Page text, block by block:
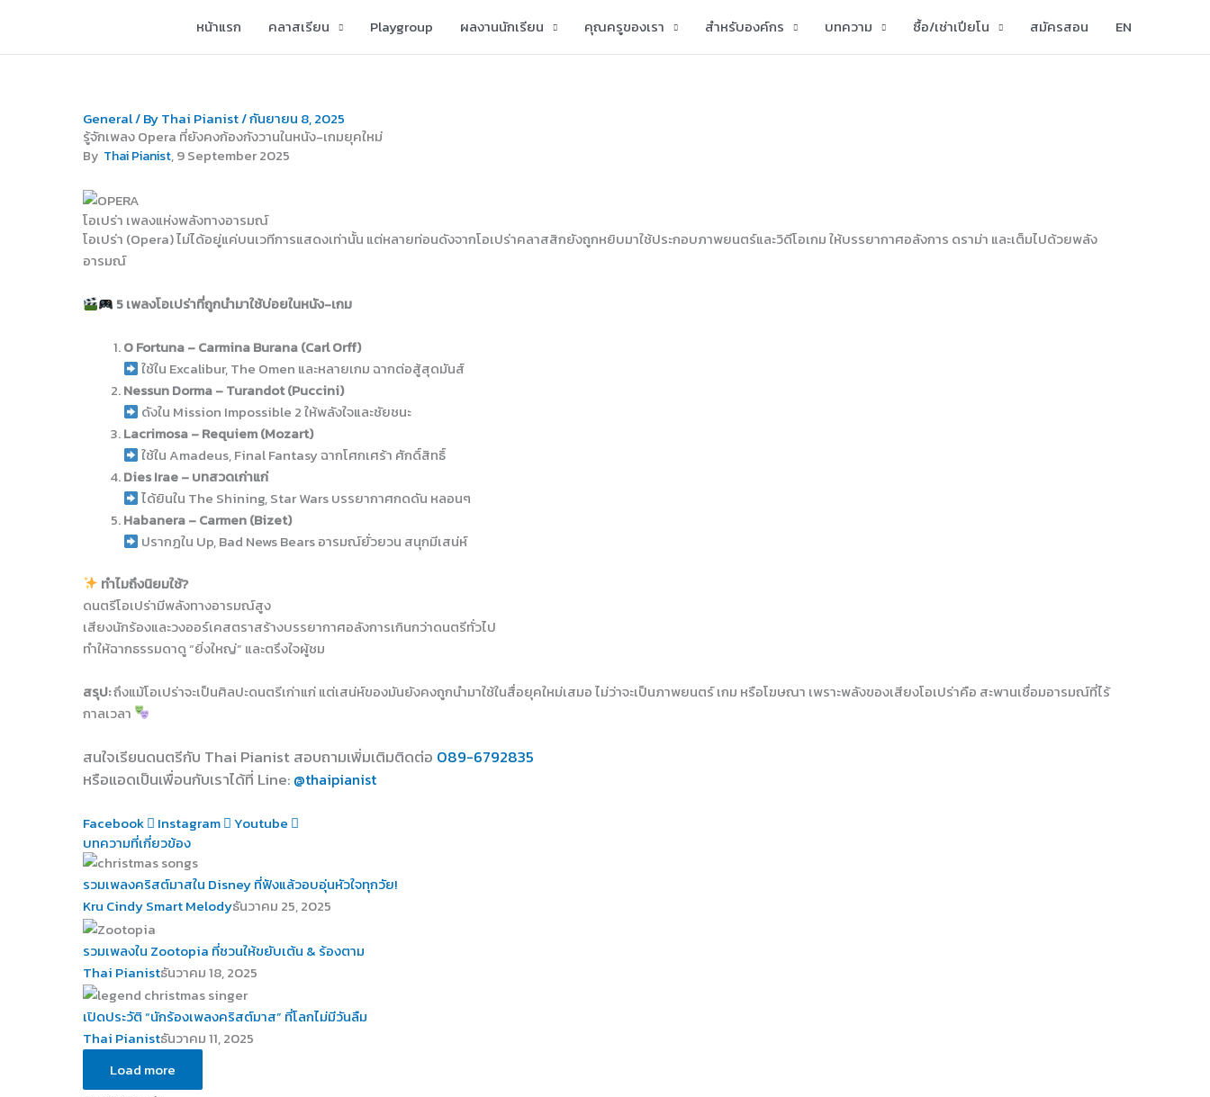
content
หน้าแรก คลาสเรียน Playgroup ผลงานนักเรียน คุณครูของเรา สำหรับองค์กร บทความ ซื้อ/เช่าเปียโน สมัครสอน EN
General/ ByThai Pianist/กันยายน 8, 2025
รู้จักเพลง Opera ที่ยังคงก้องกังวานในหนัง-เกมยุคใหม่
By Thai Pianist, 9 September 2025
โอเปร่า เพลงแห่งพลังทางอารมณ์
โอเปร่า (Opera) ไม่ได้อยู่แค่บนเวทีการแสดงเท่านั้น แต่หลายท่อนดังจากโอเปร่าคลาสสิกยังถูกหยิบมาใช้ประกอบภาพยนตร์และวิดีโอเกม ให้บรรยากาศอลังการ ดราม่า และเต็มไปด้วยพลัง
อารมณ์
5 เพลงโอเปร่าที่ถูกนำมาใช้บ่อยในหนัง-เกม
O Fortuna – Carmina Burana (Carl Orff)
ใช้ใน Excalibur, The Omen และหลายเกม ฉากต่อสู้สุดมันส์
Nessun Dorma – Turandot (Puccini)
ดังใน Mission Impossible 2 ให้พลังใจและชัยชนะ
Lacrimosa – Requiem (Mozart)
ใช้ใน Amadeus, Final Fantasy ฉากโศกเศร้า ศักดิ์สิทธิ์
Dies Irae – บทสวดเก่าแก่
ได้ยินใน The Shining, Star Wars บรรยากาศกดดัน หลอนๆ
Habanera – Carmen (Bizet)
ปรากฏใน Up, Bad News Bears อารมณ์ยั่วยวน สนุกมีเสน่ห์
ทำไมถึงนิยมใช้?
ดนตรีโอเปร่ามีพลังทางอารมณ์สูง
เสียงนักร้องและวงออร์เคสตราสร้างบรรยากาศอลังการเกินกว่าดนตรีทั่วไป
ทำให้ฉากธรรมดาดู “ยิ่งใหญ่” และตรึงใจผู้ชม
สรุป:ถึงแม้โอเปร่าจะเป็นศิลปะดนตรีเก่าแก่ แต่เสน่ห์ของมันยังคงถูกนำมาใช้ในสื่อยุคใหม่เสมอ ไม่ว่าจะเป็นภาพยนตร์ เกม หรือโฆษณา เพราะพลังของเสียงโอเปร่าคือ สะพานเชื่อมอารมณ์ที่ไร้
กาลเวลา
สนใจเรียนดนตรีกับ Thai Pianist สอบถามเพิ่มเติมติดต่อ 089-6792835
หรือแอดเป็นเพื่อนกับเราได้ที่ Line: @thaipianist
Facebook Instagram
Youtube
บทความที่เกี่ยวข้อง
รวมเพลงคริสต์มาสใน Disney ที่ฟังแล้วอบอุ่นหัวใจทุกวัย!
Kru Cindy Smart Melodyธันวาคม 25, 2025
รวมเพลงใน Zootopia ที่ชวนให้ขยับเต้น & ร้องตาม
Thai Pianistธันวาคม 18, 2025
เปิดประวัติ “นักร้องเพลงคริสต์มาส” ที่โลกไม่มีวันลืม
Thai Pianistธันวาคม 11, 2025
Load more